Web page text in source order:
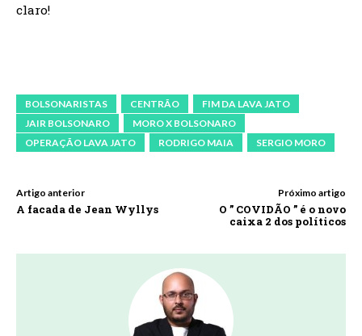
claro!
BOLSONARISTAS CENTRÃO
FIM DA LAVA JATO
JAIR BOLSONARO
MORO X BOLSONARO
OPERAÇÃO LAVA JATO
RODRIGO MAIA SERGIO MORO
Artigo anterior
A facada de Jean Wyllys
Próximo artigo
O ” COVIDÃO ” é o novo
caixa 2 dos políticos